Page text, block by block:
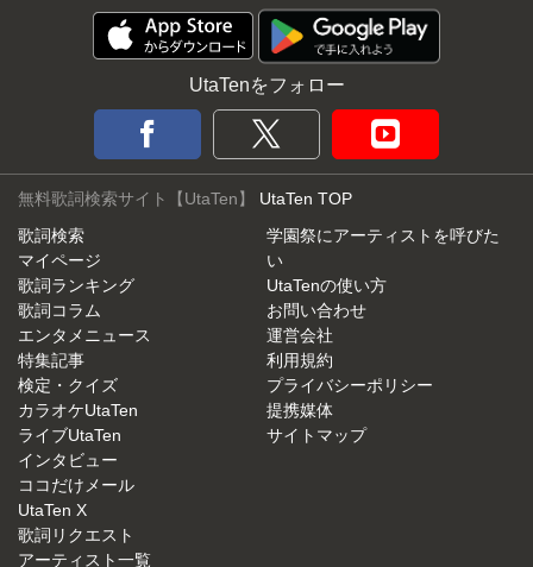
UtaTenをフォロー
無料歌詞検索サイト【UtaTen】 UtaTen TOP
歌詞検索
マイページ
歌詞ランキング
歌詞コラム
エンタメニュース
特集記事
検定・クイズ
カラオケUtaTen
ライブUtaTen
インタビュー
ココだけメール
UtaTen X
歌詞リクエスト
アーティスト一覧
学園祭にアーティストを呼びた
い
UtaTenの使い方
お問い合わせ
運営会社
利用規約
プライバシーポリシー
提携媒体
サイトマップ